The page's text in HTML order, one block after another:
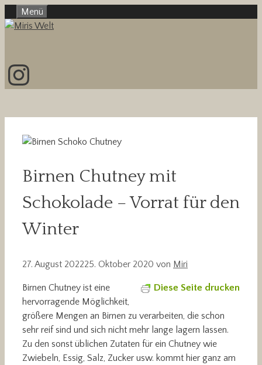
Inhalt
Menü
Instagram
Birnen Chutney mit
Schokolade – Vorrat für den
Winter
27. August 202225. Oktober 2020 von Miri
Diese Seite drucken
Birnen Chutney ist eine
hervorragende Möglichkeit,
größere Mengen an Birnen zu verarbeiten, die schon
sehr reif sind und sich nicht mehr lange lagern lassen.
Zu den sonst üblichen Zutaten für ein Chutney wie
Zwiebeln, Essig, Salz, Zucker usw. kommt hier ganz am